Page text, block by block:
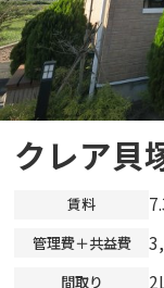
クレア貝
賃料
管理費＋共益費
間取り